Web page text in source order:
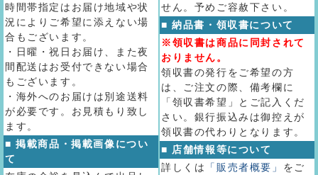
時間帯指定はお届け地域や状
況によりご希望に添えない場
合もございます。
・日曜・祝日お届け、また夜
間配送はお受付できない場合
もございます。
・海外へのお届けは別途送料
が必要です。お見積もり致し
ます。
■ 掲載商品・掲載画像につい
て
せん。予めご容赦下さい。
■ 納品書・領収書について
※領収書は商品に同封されて
おりません。
領収書の発行をご希望の方
は、ご注文の際、備考欄に
「領収書希望」とご記入くだ
さい。銀行振込みは御控えが
領収書の代わりとなります。
■ 店舗情報等について
詳しくは
「販売者概要」 をご